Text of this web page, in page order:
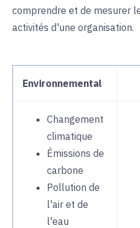
comprendre et de mesurer
activités d'une organisation.
Environnemental
Changement
climatique
Émissions de
carbone
Pollution de
l'air et de
l'eau